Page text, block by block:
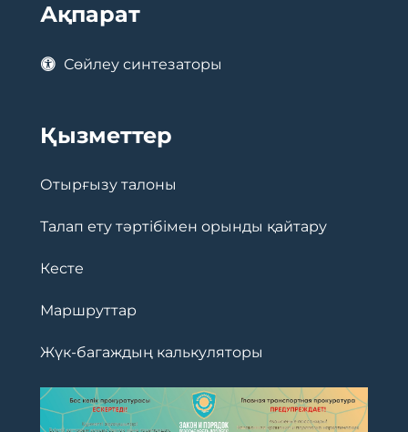
Ақпарат
Сөйлеу синтезаторы
Қызметтер
Отырғызу талоны
Талап ету тәртібімен орынды қайтару
Кесте
Маршруттар
Жүк-багаждың калькуляторы